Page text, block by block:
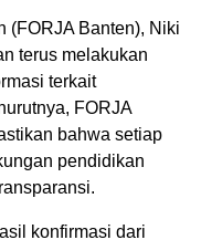
(FORJA Banten), Niki
terus melakukan
terkait
FORJA
bahwa setiap
pendidikan
konfirmasi dari